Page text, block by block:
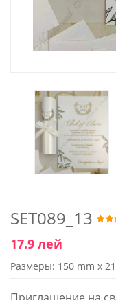
SET089_13
17.9 лей
Размеры: 150 mm x